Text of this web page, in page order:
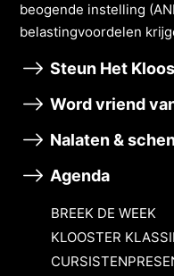
beogende instelling
belastingvoordelen
Steun Het
Word vriend
Nalaten &
Agenda
BREEK DE WEEK
KLOOSTER